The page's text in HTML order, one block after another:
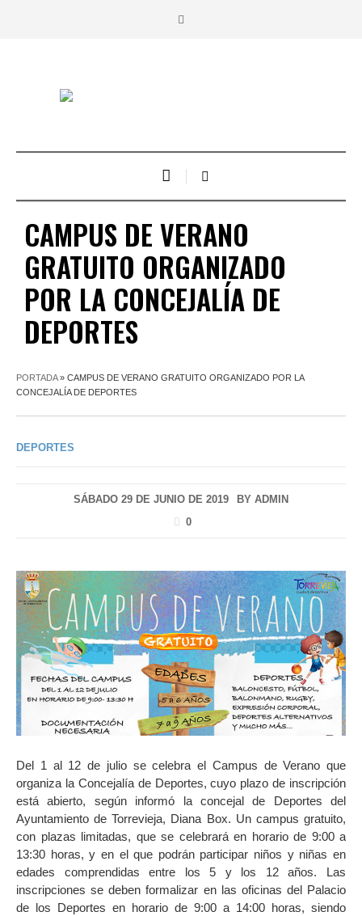
CAMPUS DE VERANO
GRATUITO ORGANIZADO
POR LA CONCEJALÍA DE
DEPORTES
PORTADA» CAMPUS DE VERANO GRATUITO ORGANIZADO POR LA
CONCEJALÍA DE DEPORTES
DEPORTES
SÁBADO 29 DE JUNIO DE 2019 BY ADMIN
0
Del 1 al 12 de julio se celebra el Campus de Verano que
organiza la Concejalía de Deportes, cuyo plazo de inscripción
está abierto, según informó la concejal de Deportes del
Ayuntamiento de Torrevieja, Diana Box. Un campus gratuito,
con plazas limitadas, que se celebrará en horario de 9:00 a
13:30 horas, y en el que podrán participar niños y niñas en
edades comprendidas entre los 5 y los 12 años. Las
inscripciones se deben formalizar en las oficinas del Palacio
de los Deportes en horario de 9:00 a 14:00 horas, siendo